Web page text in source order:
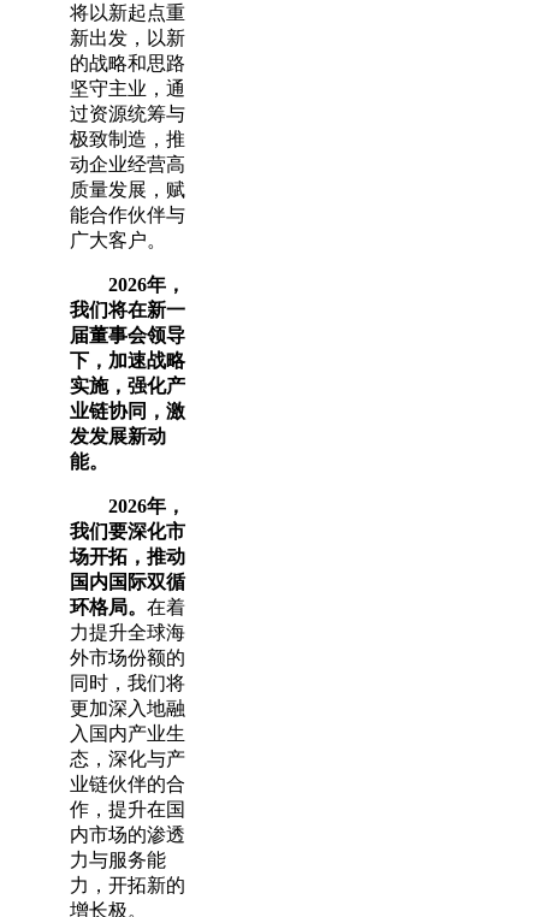
将以新起点重
新出发，以新
的战略和思路
坚守主业，通
过资源统筹与
极致制造，推
动企业经营高
质量发展，赋
能合作伙伴与
广大客户。
2026年，
我们将在新一
届董事会领导
下，加速战略
实施，强化产
业链协同，激
发发展新动
能。
2026年，
我们要深化市
场开拓，推动
国内国际双循
环格局。 在着
力提升全球海
外市场份额的
同时，我们将
更加深入地融
入国内产业生
态，深化与产
业链伙伴的合
作，提升在国
内市场的渗透
力与服务能
力，开拓新的
增长极。